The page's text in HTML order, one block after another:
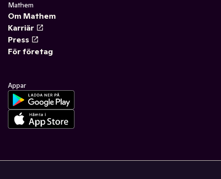
Mathem
Om Mathem
Karriär
Press
För företag
Appar